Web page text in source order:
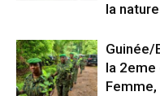
la
Guinée/
la 2eme
Femme,